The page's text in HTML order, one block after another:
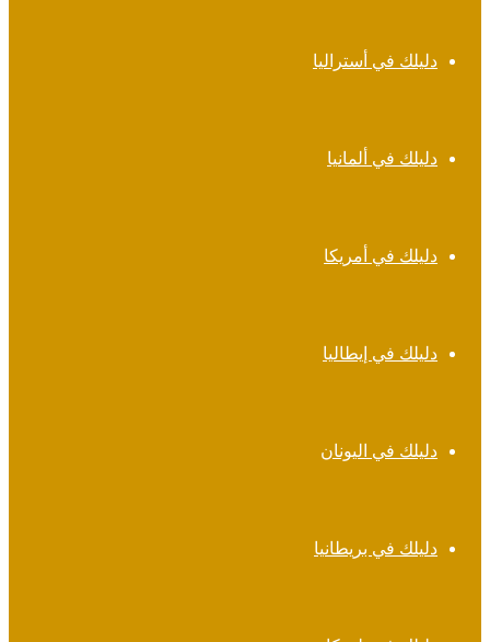
دليلك في أستراليا
دليلك في ألمانيا
دليلك في أمريكا
دليلك في إيطاليا
دليلك في اليونان
دليلك في بريطانيا